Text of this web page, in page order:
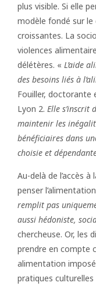
plus visible. Si elle
modèle fondé sur le
croissantes. La
violences
délétères. « L’aide
des besoins liés à
Fouiller, doctorante
Lyon 2. Elle s’inscrit
maintenir les
bénéficiaires dans
choisie et
Au-delà de l’accès
penser
remplit pas
aussi hédoniste,
chercheuse. Or, les
prendre en compte
alimentation
pratiques